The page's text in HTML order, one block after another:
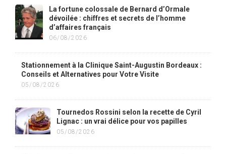
La fortune colossale de Bernard d’Ormale
dévoilée : chiffres et secrets de l’homme
d’affaires français
06/08/2026
Stationnement à la Clinique Saint-Augustin Bordeaux :
Conseils et Alternatives pour Votre Visite
05/08/2026
Tournedos Rossini selon la recette de Cyril
Lignac : un vrai délice pour vos papilles
05/08/2026